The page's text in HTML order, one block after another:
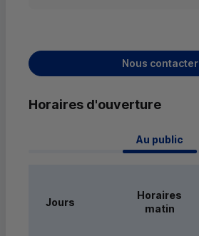
Nous contacter
Horaires d'ouverture
Au public
Jours
Horaires
matin